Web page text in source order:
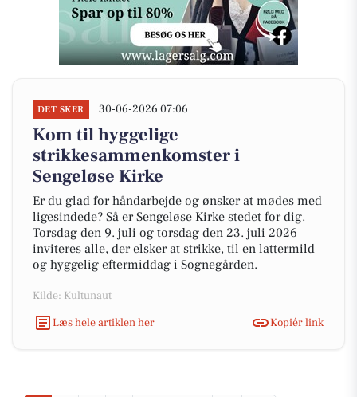
DET SKER 30-06-2026 07:06
Kom til hyggelige
strikkesammenkomster i
Sengeløse Kirke
Er du glad for håndarbejde og ønsker at mødes med
ligesindede? Så er Sengeløse Kirke stedet for dig.
Torsdag den 9. juli og torsdag den 23. juli 2026
inviteres alle, der elsker at strikke, til en lattermild
og hyggelig eftermiddag i Sognegården.
Kilde: Kultunaut
Læs hele artiklen her
Kopiér link